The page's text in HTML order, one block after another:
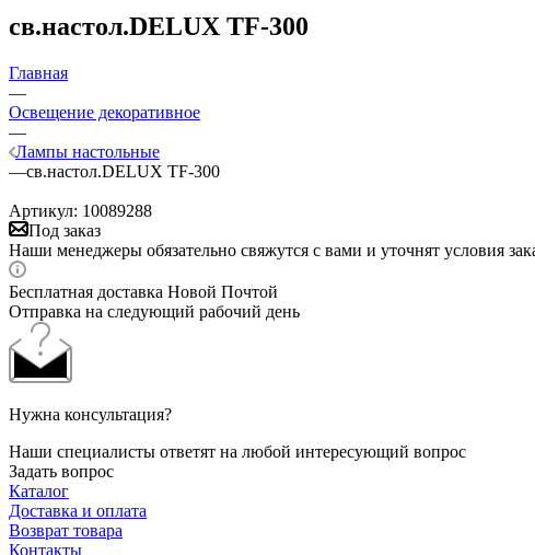
св.настол.DELUX TF-300
Главная
—
Освещение декоративное
—
Лампы настольные
—св.настол.DELUX TF-300
Артикул: 10089288
Под заказ
Наши менеджеры обязательно свяжутся с вами и уточнят условия
Бесплатная доставка Новой Почтой
Отправка на следующий рабочий день
Нужна консультация?
Наши специалисты ответят на любой интересующий вопрос
Задать вопрос
Каталог
Доставка и оплата
Возврат товара
Контакты